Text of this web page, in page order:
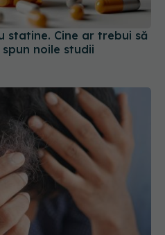
bărbați: Cele mai
aprobate pentru